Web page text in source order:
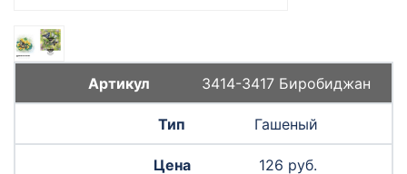
3414-3417 Биробиджан
Гашеный
126 руб.